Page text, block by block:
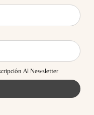
Al Newsletter